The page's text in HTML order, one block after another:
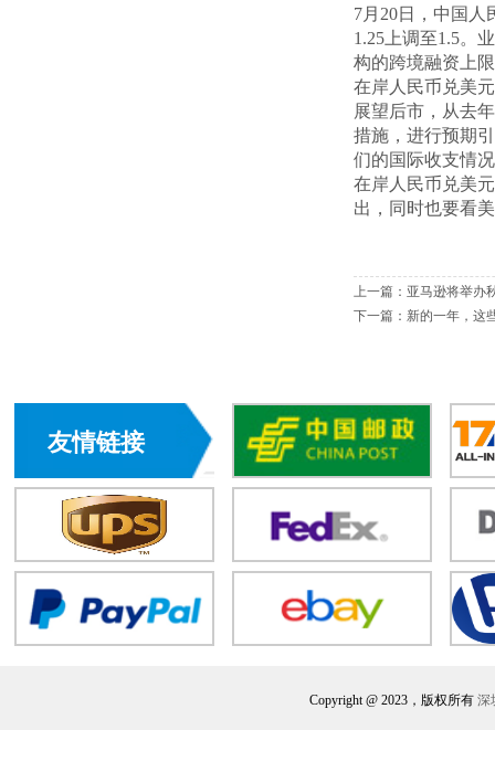
7月20日，中国
1.25上调至1.5。
构的跨境融资上
在岸人民币兑美
展望后市，从去
措施，进行预期
们的国际收支情
在岸人民币兑美
出，同时也要看
上一篇： 亚马逊将举办
下一篇： 新的一年，这
友情链接
Copyright @ 2023，版权所有 深